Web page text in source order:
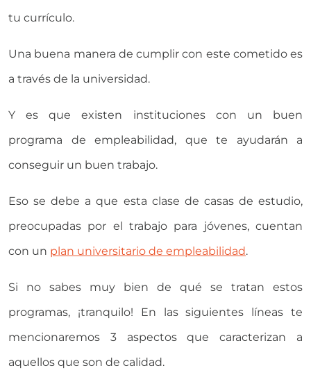
tu currículo.
Una buena manera de cumplir con este cometido es
a través de la universidad.
Y es que existen instituciones con un buen
programa de empleabilidad, que te ayudarán a
conseguir un buen trabajo.
Eso se debe a que esta clase de casas de estudio,
preocupadas por el trabajo para jóvenes, cuentan
con un plan universitario de empleabilidad.
Si no sabes muy bien de qué se tratan estos
programas, ¡tranquilo! En las siguientes líneas te
mencionaremos 3 aspectos que caracterizan a
aquellos que son de calidad.